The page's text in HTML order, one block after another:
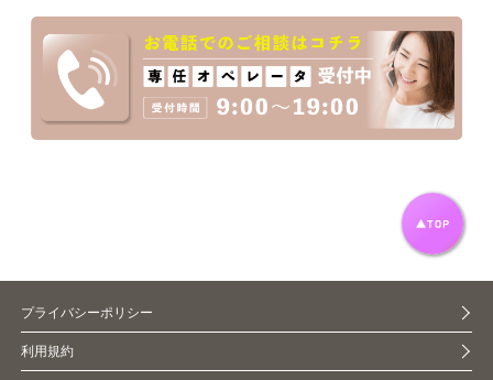
プライバシーポリシー
利用規約